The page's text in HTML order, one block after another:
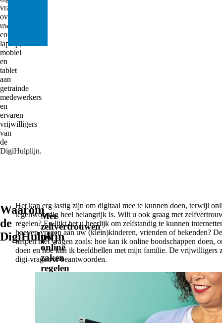
vragen
over
uw
computer,
laptop,
mobiel
en
tablet
aan
getrainde
medewerkers
en
ervaren
vrijwilligers
van
de
DigiHulplijn.
Waarom
de
DigiHulplijn
Met
zelfvertrouwen
uw
online
zaken
regelen
Het kan erg lastig zijn om digitaal mee te kunnen doen, terwijl
tegenwoordig heel belangrijk is. Wilt u ook graag met
regelen? En lijkt het u heerlijk om zelfstandig te kunnen
hoeven vragen aan uw (klein)kinderen, vrienden of bekenden?
helpen met vragen zoals: hoe kan ik online boodschappen doen,
doen en hoe kan ik beeldbellen met mijn familie. De vrijwilligers
digi-vragen te beantwoorden.